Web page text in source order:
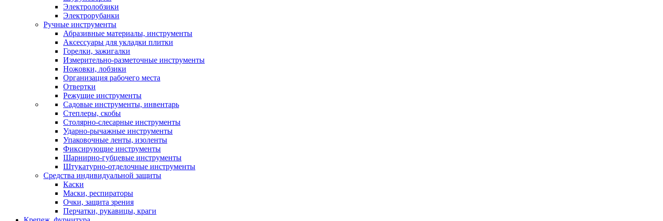
Электролобзики
Электрорубанки
Ручные инструменты
Абразивные материалы, инструменты
Аксессуары для укладки плитки
Горелки, зажигалки
Измерительно-разметочные инструменты
Ножовки, лобзики
Организация рабочего места
Отвертки
Режущие инструменты
Садовые инструменты, инвентарь
Степлеры, скобы
Столярно-слесарные инструменты
Ударно-рычажные инструменты
Упаковочные ленты, изоленты
Фиксирующие инструменты
Шарнирно-губцевые инструменты
Штукатурно-отделочные инструменты
Средства индивидуальной защиты
Каски
Маски, респираторы
Очки, защита зрения
Перчатки, рукавицы, краги